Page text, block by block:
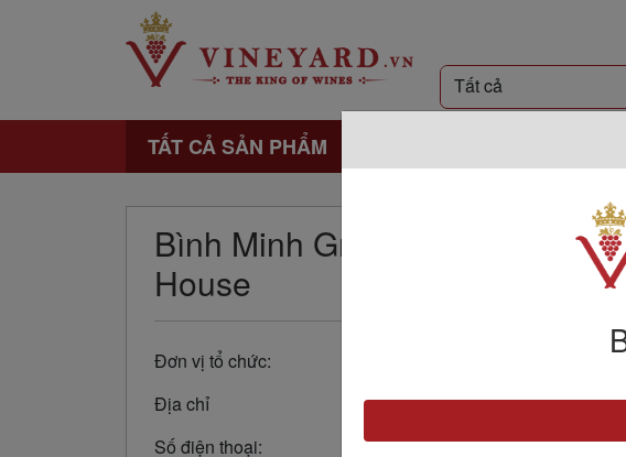
TẤT CẢ SẢN PHẨM
Bình Minh Group Đồng Hành
House
Đơn vị tổ chức:
Địa chỉ
Số điện thoại: